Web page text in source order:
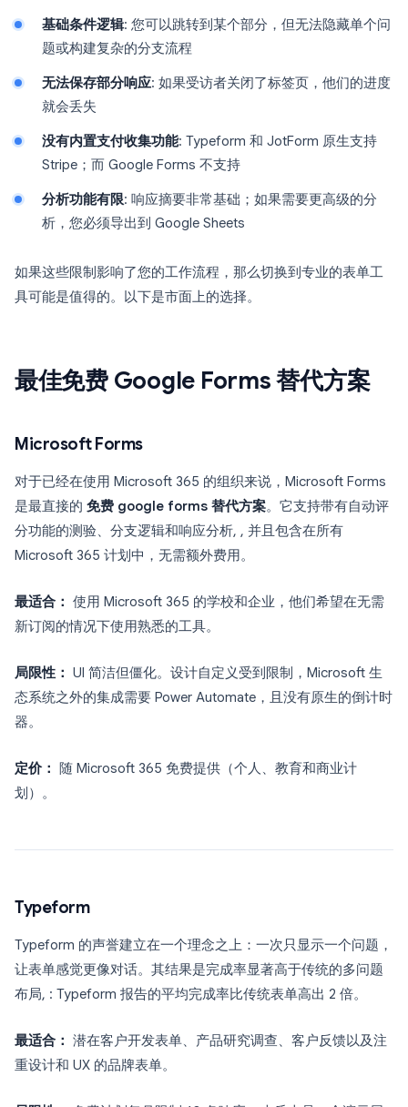
基础条件逻辑: 您可以跳转到某个部分，但无法隐藏单个问
题或构建复杂的分支流程
无法保存部分响应: 如果受访者关闭了标签页，他们的进度
就会丢失
没有内置支付收集功能: Typeform 和 JotForm 原生支持
Stripe；而 Google Forms 不支持
分析功能有限: 响应摘要非常基础；如果需要更高级的分
析，您必须导出到 Google Sheets
如果这些限制影响了您的工作流程，那么切换到专业的表单工
具可能是值得的。以下是市面上的选择。
最佳免费 Google Forms 替代方案
Microsoft Forms
对于已经在使用 Microsoft 365 的组织来说，Microsoft Forms
是最直接的 免费 google forms 替代方案。它支持带有自动评
分功能的测验、分支逻辑和响应分析, , 并且包含在所有
Microsoft 365 计划中，无需额外费用。
最适合： 使用 Microsoft 365 的学校和企业，他们希望在无需
新订阅的情况下使用熟悉的工具。
局限性： UI 简洁但僵化。设计自定义受到限制，Microsoft 生
态系统之外的集成需要 Power Automate，且没有原生的倒计时
器。
定价：
随 Microsoft 365 免费提供（个人、教育和商业计
划）。
Typeform
Typeform 的声誉建立在一个理念之上：一次只显示一个问题，
让表单感觉更像对话。其结果是完成率显著高于传统的多问题
布局, : Typeform 报告的平均完成率比传统表单高出 2 倍。
最适合： 潜在客户开发表单、产品研究调查、客户反馈以及注
重设计和 UX 的品牌表单。